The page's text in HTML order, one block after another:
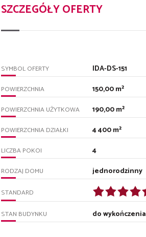
SZCZEGÓŁY OFERTY
SYMBOL OFERTY IDA-DS-151
POWIERZCHNIA 150,00 m²
POWIERZCHNIA UŻYTKOWA 190,00 m²
POWIERZCHNIA DZIAŁKI 4 400 m²
LICZBA POKOI 4
RODZAJ DOMU jednorodzinny
STANDARD
STAN BUDYNKU do wykończenia